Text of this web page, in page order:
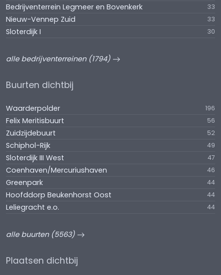
Bedrijventerrein Legmeer en Bovenkerk 33
Nieuw-Vennep Zuid 33
Sloterdijk I 30
alle bedrijventerreinen (1794)
Buurten dichtbij
Waarderpolder 196
Felix Meritisbuurt 56
Zuidzijdebuurt 52
Schiphol-Rijk 49
Sloterdijk III West 47
Coenhaven/Mercuriushaven 46
Greenpark 44
Hoofddorp Beukenhorst Oost 44
Leliegracht e.o. 44
alle buurten (5563)
Plaatsen dichtbij